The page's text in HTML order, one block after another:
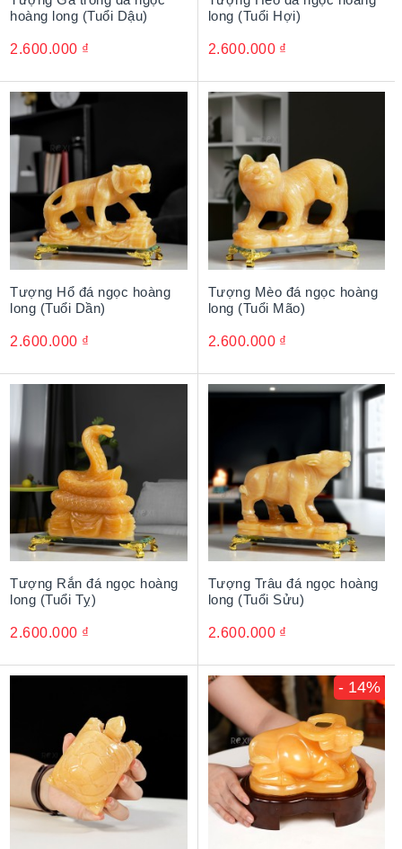
hoàng long (Tuổi Dậu)
2.600.000 ₫
long (Tuổi Hợi)
2.600.000 ₫
Tượng Hổ đá ngọc hoàng
long (Tuổi Dần)
2.600.000 ₫
Tượng Mèo đá ngọc hoàng
long (Tuổi Mão)
2.600.000 ₫
Tượng Rắn đá ngọc hoàng
long (Tuổi Tỵ)
2.600.000 ₫
Tượng Trâu đá ngọc hoàng
long (Tuổi Sửu)
2.600.000 ₫
- 14%